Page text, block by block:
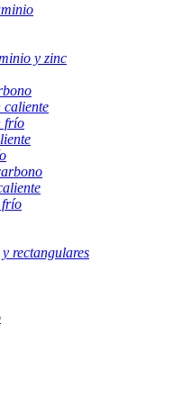
y zinc
caliente
frío
frío
rectangulares